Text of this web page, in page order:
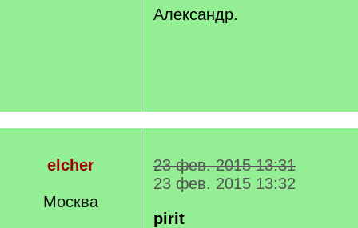
Александр.
elcher
Москва
23 фев. 2015 13:31
23 фев. 2015 13:32
pirit